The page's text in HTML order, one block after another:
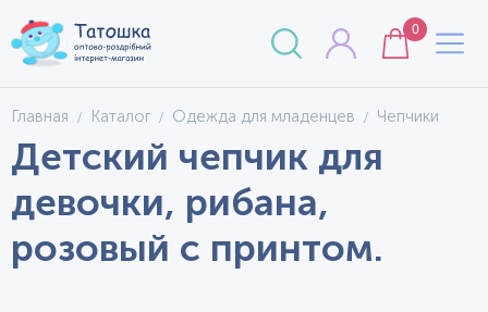
0
Главная Каталог Одежда для младенцев Чепчики
Детский чепчик для
девочки, рибана,
розовый с принтом.